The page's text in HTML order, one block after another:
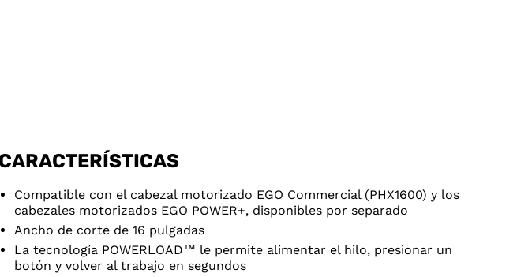
CARACTERÍSTICAS
Compatible con el cabezal motorizado EGO Commercial (PHX1600) y los
cabezales motorizados EGO POWER+, disponibles por separado
Ancho de corte de 16 pulgadas
La tecnología POWERLOAD™ le permite alimentar el hilo, presionar un
botón y volver al trabajo en segundos